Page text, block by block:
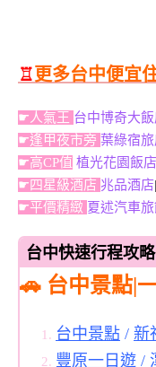
♖ 更多台中便宜
☛人氣王 台中博奇大
☛逢甲夜市旁 葉綠宿
☛高CP值 植光花園飯店
☛四星級酒店 兆品酒店
☛平價精緻 夏述汽車
台中快速行程攻略
🚗 台中景點|
台中景點 / 新
豐原一日遊 /